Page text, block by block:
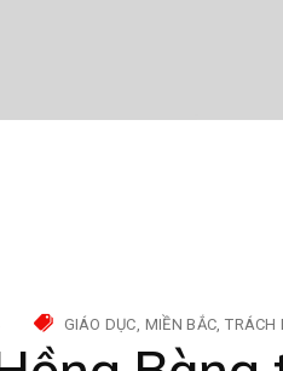
GIÁO DỤC MIỀN BẮC TRÁCH